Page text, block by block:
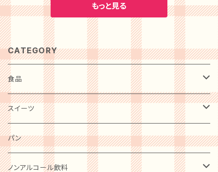
物や特別な日の食卓にもぴったりの逸品です！
なります 配送方法 冷凍便でお届けします 商品
説明 製法にこだわり独特な甘みと香りの「ハニ
ーロイヤル」、粒の揃った大納言小豆を白生地と
抹茶生地で巻き込んで仕上げた「抹茶大納言」
など3種のブレッドに加え、金谷ホテル歴史館カ
テッジイン・レストラン監修のふんわりとろける
「プレーンオムレツ」など総菜3種が入った詰め
合わせです。 【送料無料】栃木で愛される「金谷
ホテルベーカリー」のブレッドと総菜の贅沢セッ
トが登場しました！栃木県内で人気の高い金谷
ホテルベーカリーが、厳選したブレッド3種と総
菜をセットにした贈り物は、ギフトやお祝い、内祝
のこの旨みがあふれる４種のキノコのクリームソ
ース。ハムの旨みと野菜の甘みが楽しめる昔な
がらのナポリタンソース。パスタと絡めて余すこ
となく旨みを味わっていただける４種のソースで
す。 ホテルオークラで愛される秘伝の味を自宅
で楽しめる！「山晃食品」から、４種のパスタソー
スギフトが登場しました。クリスマスや誕生日、
結婚記念日などのお祝いや特別な日にぴったり
な贈り物としても最適です。新鮮なトマトと香り
高いハーブを贅沢に使用した、クリーミーで濃厚
な味わいは、一度食べたら忘れられない美味し
さ。自宅で手軽に本格的なイタリアンを楽しんで
みませんか？心温まるギフトとして、大切な方に
常温７３０日 総重量 1400ｇ 商品内容 黒毛和
牛カレー２００ｇ×６ 商品特徴 総料理長厳選の
素材に黒毛和牛を使用した、本格派ビーフカレ
ーです。 ホテルの味をご家庭で、また心温まる贈
り物としてもご利用ください。 山晃食品が誇る
極上の味わい、神戸ベイシェラトンホテル＆タワ
ーズの特別メニュー、黒毛和牛カレー。贅沢な一
皿をご家庭でもお楽しみいただける、送料無料
のギフトセットです。祝いや記念日のお祝いにも
最適です。黒毛和牛の濃厚な旨みが広がるカレ
ーは、豊かな風味と深いコクが特徴。お肉の旨
みとスパイスのバランスが絶妙で、一度食べたら
クセになること間違いありません。贈り物として
もっと見る
CATEGORY
食品
肉・肉加工品
惣菜・レトルト・冷凍
麺類
卵・チーズ・乳製品
スイーツ
洋菓子
ケーキ
和菓子
パン
ノンアルコール飲料